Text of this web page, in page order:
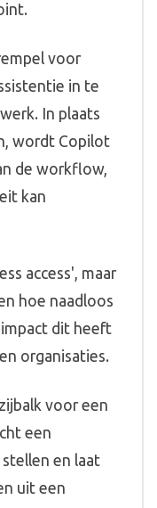
voor
in te
In plaats
wordt Copilot
de workflow,
kan
access', maar
hoe naadloos
dit heeft
organisaties.
voor een
een
en laat
uit een